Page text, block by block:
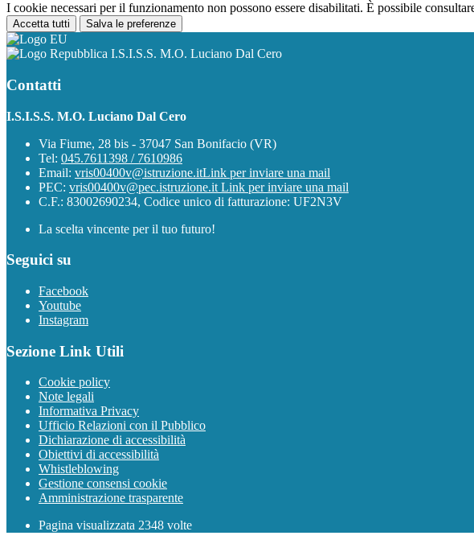
I cookie necessari per il funzionamento non possono essere disabilitati. È possibile
Accetta tutti Salva le preferenze
I.S.I.S.S. M.O. Luciano Dal Cero
Contatti
I.S.I.S.S. M.O. Luciano Dal Cero
Via Fiume, 28 bis - 37047 San Bonifacio (VR)
Tel: 045.7611398 / 7610986
Email: vris00400v@istruzione.itLink per inviare una mail
PEC: vris00400v@pec.istruzione.it Link per inviare una mail
C.F.: 83002690234, Codice unico di fatturazione: UF2N3V
La scelta vincente per il tuo futuro!
Seguici su
Facebook
Youtube
Instagram
Sezione Link Utili
Cookie policy
Note legali
Informativa Privacy
Ufficio Relazioni con il Pubblico
Dichiarazione di accessibilità
Obiettivi di accessibilità
Whistleblowing
Gestione consensi cookie
Amministrazione trasparente
Pagina visualizzata 2348 volte